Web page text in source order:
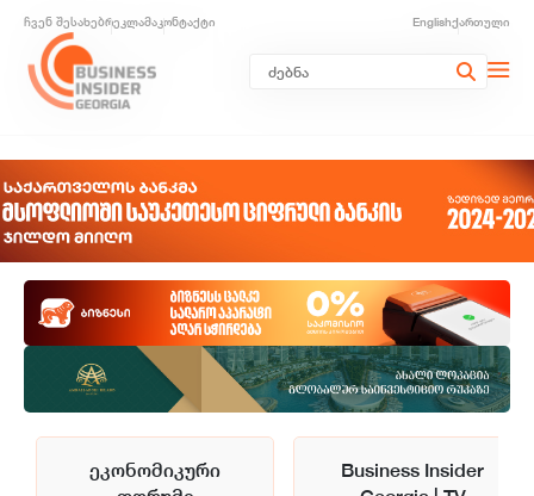
ჩვენ შესახებრეკლამაკონტაქტი Englishქართული
ეკონომიკური
Business Insider